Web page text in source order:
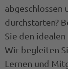
durchstarten?
Sie den
Wir begleiten
Lernen und